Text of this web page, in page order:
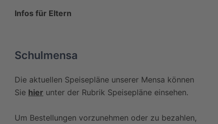
Infos für Eltern
Schulmensa
Die aktuellen Speisepläne unserer Mensa können
Sie hier unter der Rubrik Speisepläne einsehen.
Um Bestellungen vorzunehmen oder zu bezahlen,